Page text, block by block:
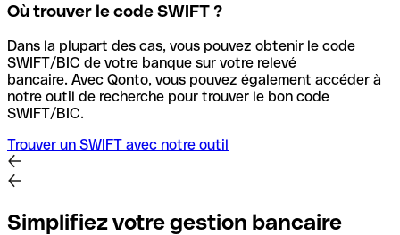
Où trouver le code SWIFT ?
Dans la plupart des cas, vous pouvez obtenir le code
SWIFT/BIC de votre banque sur votre relevé
bancaire. Avec Qonto, vous pouvez également accéder à
notre outil de recherche pour trouver le bon code
SWIFT/BIC.
Trouver un SWIFT avec notre outil
Simplifiez votre gestion bancaire